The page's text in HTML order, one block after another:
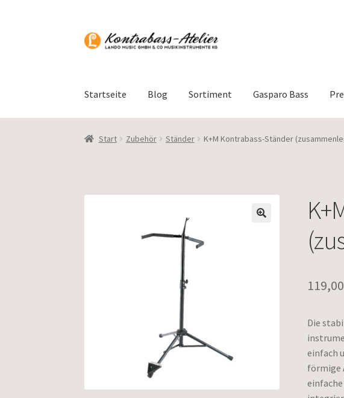
Zur
Navigation
Zum
Inhalt
Startseite Blog Sortiment Gasparo Bass
Start Zubehör Ständer K+M Kontrabass-Ständer
119,00
Die
einfach
förmige